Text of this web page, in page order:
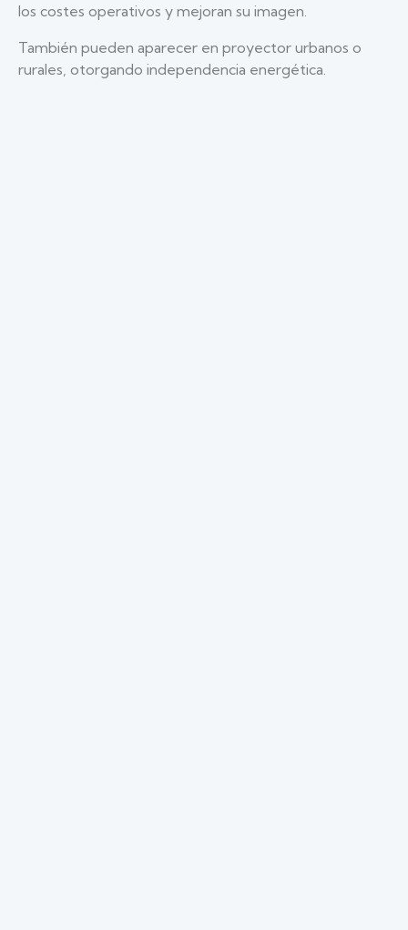
los costes operativos y mejoran su imagen.
También pueden aparecer en proyector urbanos o
rurales, otorgando independencia energética.